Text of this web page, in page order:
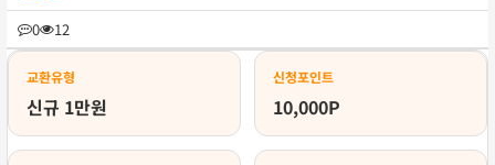
0
12
록
교환유형
신규 1만원
신청포인트
10,000P